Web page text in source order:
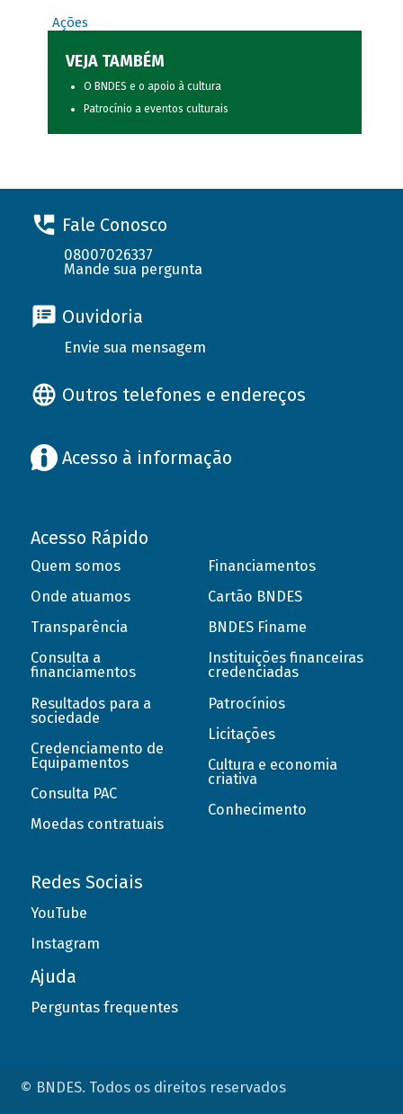
Ações
VEJA TAMBÉM
O BNDES e o apoio à cultura
Patrocínio a eventos culturais
Fale Conosco
08007026337
Mande sua pergunta
Ouvidoria
Envie sua mensagem
Outros telefones e endereços
Acesso à informação
Acesso Rápido
Quem somos
Onde atuamos
Transparência
Consulta a
financiamentos
Resultados para a
sociedade
Credenciamento de
Equipamentos
Consulta PAC
Moedas contratuais
Financiamentos
Cartão BNDES
BNDES Finame
Instituições financeiras
credenciadas
Patrocínios
Licitações
Cultura e economia
criativa
Conhecimento
Redes Sociais
YouTube
Instagram
Ajuda
Perguntas frequentes
© BNDES. Todos os direitos reservados